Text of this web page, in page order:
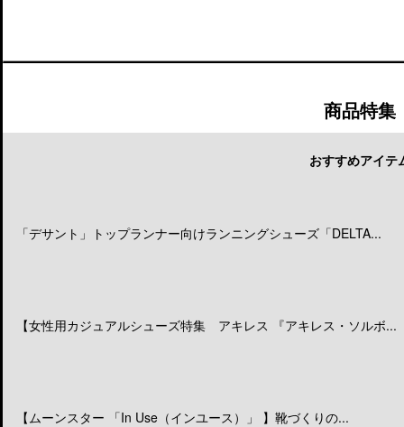
商品特集
おすすめアイテ
「デサント」トップランナー向けランニングシューズ「DELTA...
【女性用カジュアルシューズ特集 アキレス 『アキレス・ソルボ...
【ムーンスター 「In Use（インユース）」 】靴づくりの...